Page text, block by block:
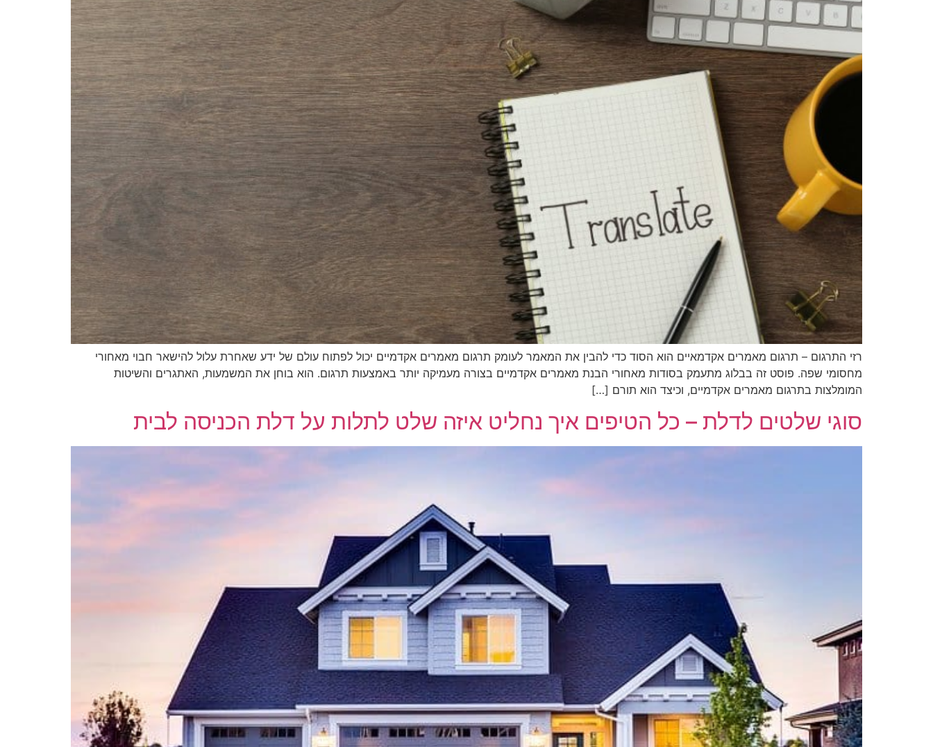
רזי התרגום – תרגום מאמרים אקדמאיים הוא הסוד כדי להבין את המאמר לעומק תרגום מאמרים אקדמיים יכול לפתוח עולם של ידע שאחרת עלול להישאר חבוי מאחורי
מחסומי שפה. פוסט זה בבלוג מתעמק בסודות מאחורי הבנת מאמרים אקדמיים בצורה מעמיקה יותר באמצעות תרגום. הוא בוחן את המשמעות, האתגרים והשיטות
המומלצות בתרגום מאמרים אקדמיים, וכיצד הוא תורם […]
סוגי שלטים לדלת – כל הטיפים איך נחליט איזה שלט לתלות על דלת הכניסה לבית